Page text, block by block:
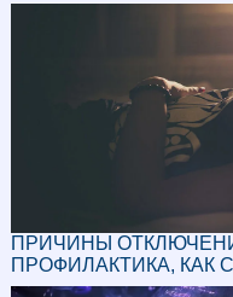
ПРИЧИНЫ
ПРОФИЛАКТИКА, КАК